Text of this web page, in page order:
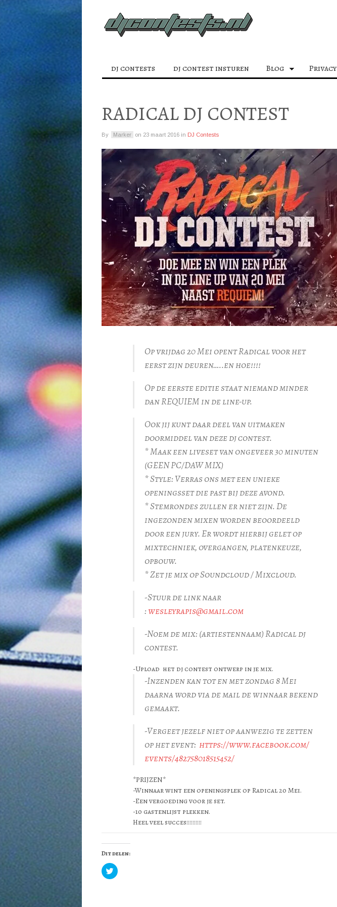
dj contests dj contest insturen Blog Privacy
RADICAL DJ CONTEST
By Marker on 23 maart 2016 in DJ Contests
Op vrijdag 20 Mei opent Radical voor het
eerst zijn deuren…..en hoe!!!!
Op de eerste editie staat niemand minder
dan REQUIEM in de line-up.
Ook jij kunt daar deel van uitmaken
doormiddel van deze dj contest.
* Maak een liveset van ongeveer 30 minuten
(GEEN PC/DAW MIX)
* Style: Verras ons met een unieke
openingsset die past bij deze avond.
* Stemrondes zullen er niet zijn. De
ingezonden mixen worden beoordeeld
door een jury. Er wordt hierbij gelet op
mixtechniek, overgangen, platenkeuze,
opbouw.
* Zet je mix op Soundcloud / Mixcloud.
-Stuur de link naar
:wesleyrapis@gmail.com
-Noem de mix: (artiestennaam) Radical dj
contest.
-Upload het dj contest ontwerp in je mix.
-Inzenden kan tot en met zondag 8 Mei
daarna word via de mail de winnaar bekend
gemaakt.
-Vergeet jezelf niet op aanwezig te zetten
op het event:https://www.facebook.com/
events/482758018515452/
*PRIJZEN*
-Winnaar wint een openingsplek op Radical 20 Mei.
-Een vergoeding voor je set.
-10 gastenlijst plekken.
Heel veel succes!!!!!!!!!!
Dit delen:
Klik
om